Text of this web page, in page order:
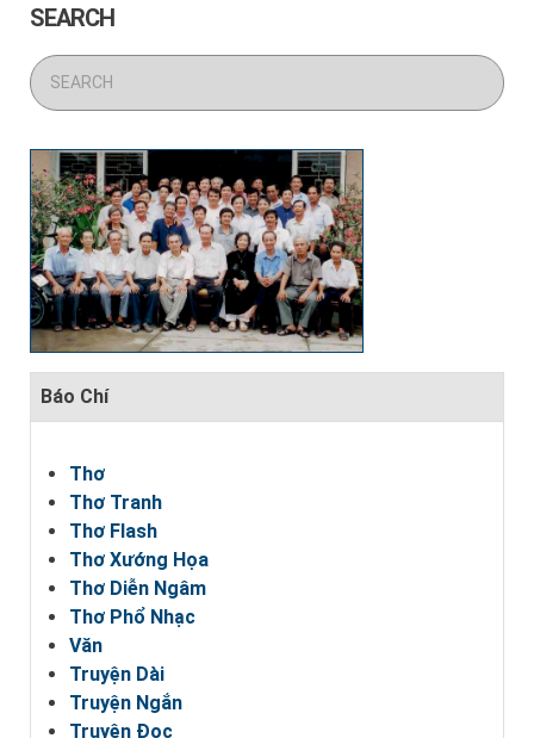
SEARCH
Báo Chí
Thơ
Thơ Tranh
Thơ Flash
Thơ Xướng Họa
Thơ Diễn Ngâm
Thơ Phổ Nhạc
Văn
Truyện Dài
Truyện Ngắn
Truyện Đọc